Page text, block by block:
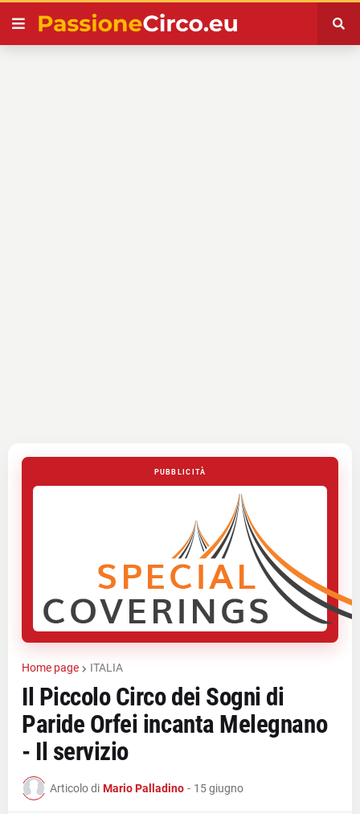
PUBBLICITÀ
Home page ITALIA
Il Piccolo Circo dei Sogni di
Paride Orfei incanta Melegnano
- Il servizio
Articolo di Mario Palladino - 15 giugno